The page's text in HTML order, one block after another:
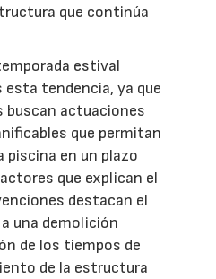
que continúa
estival
tendencia, ya que
buscan actuaciones
que permitan
piscina en un plazo
que explican el
destacan el
una demolición
de los tiempos de
de la estructura